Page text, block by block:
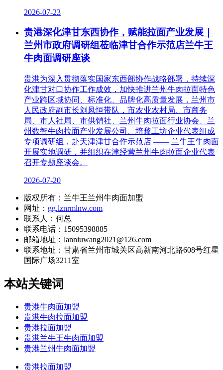
2026-07-23
贵港深化津甘东西协作，赋能拉面产业发展｜
兰州市政府调研组莅临津甘合作示范店兰牛王
牛肉面调研座谈
贵港为深入贯彻落实国家东西部协作战略部署，持续深
化津甘对口协作工作成效，加快推进兰州牛肉拉面特色
产业跨区域协同、标准化、品牌化高质量发展，兰州市
人民政府副市长刘凤恒带队，市农业农村局、市商务
局、市人社局、市供销社、兰州牛肉拉面行业协会、兰
州数智牛肉拉面产业发展公司、培黎工坊企业代表组成
专项调研组，赴天津津甘合作示范店 —— 兰牛王牛肉面
开展实地调研，并组织在津经营兰州牛肉拉面企业代表
召开专题座谈会。
2026-07-20
版权所有：兰牛王兰州牛肉面加盟
网址： gg.lznrmlnw.com
联系人：何总
联系电话：15095398885
邮箱地址：lanniuwang2021@126.com
联系地址： 甘肃省兰州市城关区高新南河北路608号红星
国际广场3211室
本站关键词
贵港牛肉面加盟
贵港牛肉拉面加盟
贵港拉面加盟
贵港兰牛王牛肉面加盟
贵港兰州牛肉面加盟
贵港拉面加盟